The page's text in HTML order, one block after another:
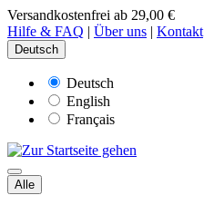
Versandkostenfrei ab 29,00 €
Hilfe & FAQ | Über uns | Kontakt
Deutsch
Deutsch
English
Français
Alle